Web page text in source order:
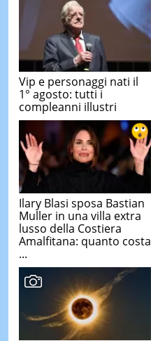
Vip e personaggi nati il
1° agosto: tutti i
compleanni illustri
Ilary Blasi sposa Bastian
Muller in una villa extra
lusso della Costiera
Amalfitana: quanto costa
...